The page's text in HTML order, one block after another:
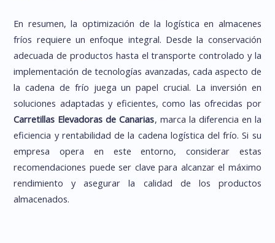
En resumen, la optimización de la logística en almacenes
fríos requiere un enfoque integral. Desde la conservación
adecuada de productos hasta el transporte controlado y la
implementación de tecnologías avanzadas, cada aspecto de
la cadena de frío juega un papel crucial. La inversión en
soluciones adaptadas y eficientes, como las ofrecidas por
Carretillas Elevadoras de Canarias, marca la diferencia en la
eficiencia y rentabilidad de la cadena logística del frío. Si su
empresa opera en este entorno, considerar estas
recomendaciones puede ser clave para alcanzar el máximo
rendimiento y asegurar la calidad de los productos
almacenados.